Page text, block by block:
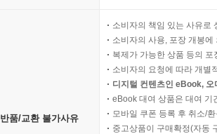
반품/교환 불가사유
소비자의 책임 있는 사유로
소비자의 사용, 포장 개봉
복제가 가능한 상품 등의
소비자의 요청에 따라 개별
디지털 컨텐츠인 eBook,
eBook 대여 상품은 대여 기
모바일 쿠폰 등록 후 취소/
중고상품이 구매확정(자동